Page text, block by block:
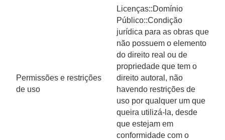
Permissões e restrições
de uso
Licenças::Domínio
Público::Condição
jurídica para as obras que
não possuem o elemento
do direito real ou de
propriedade que tem o
direito autoral, não
havendo restrições de
uso por qualquer um que
queira utilizá-la, desde
que estejam em
conformidade com o